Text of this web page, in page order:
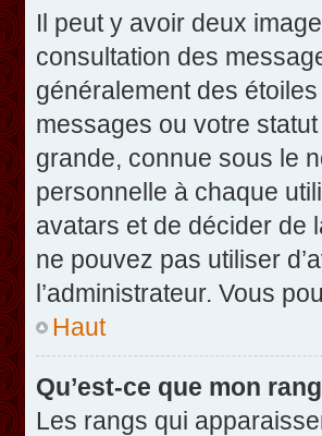
Il peut y avoir deux
consultation des
généralement des
messages ou votre
grande, connue sous le
personnelle à chaque
avatars et de décider de
ne pouvez pas utiliser
l’administrateur. Vous
Haut
Qu’est-ce que mon
Les rangs qui